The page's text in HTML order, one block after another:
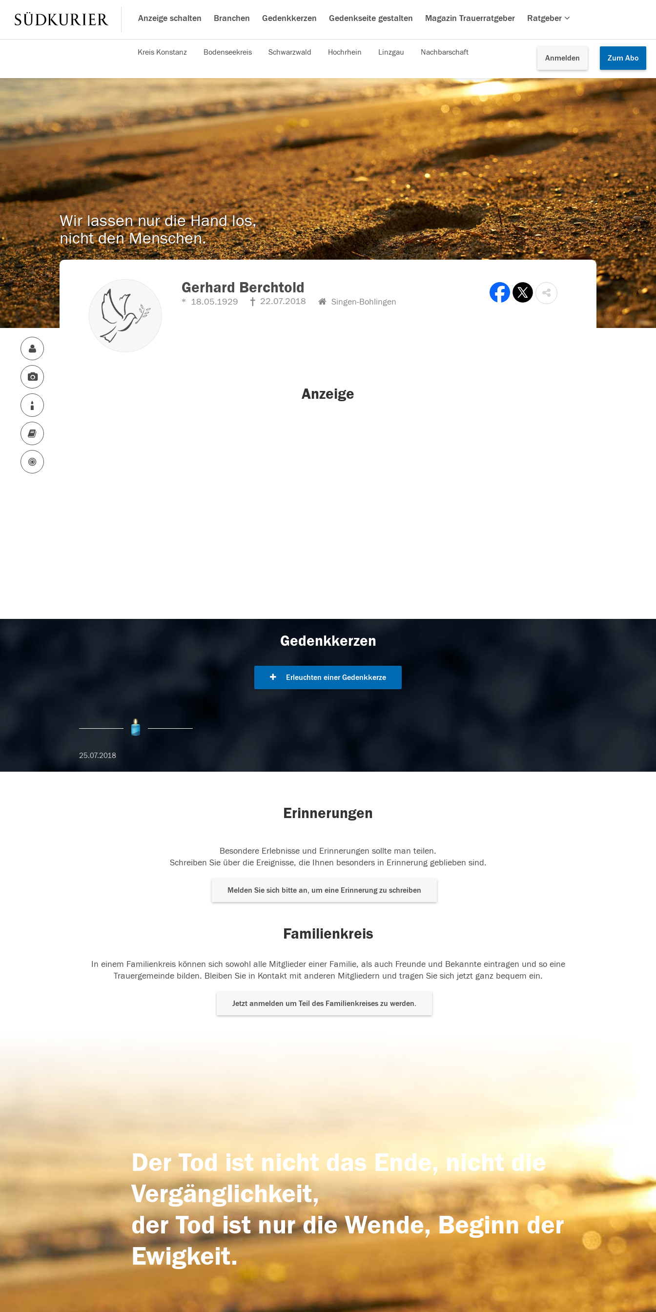
Anzeige schalten Branchen Gedenkkerzen Gedenkseite gestalten Magazin Trauerratgeber Ratgeber
Anmelden Zum Abo
Kreis Konstanz Bodenseekreis Schwarzwald Hochrhein Linzgau Nachbarschaft
Wir lassen nur die Hand los,
nicht den Menschen.
Gerhard Berchtold
18.05.1929 22.07.2018 Singen-Bohlingen
Anzeige
Gedenkkerzen
Erleuchten einer Gedenkkerze
25.07.2018
Erinnerungen
Besondere Erlebnisse und Erinnerungen sollte man teilen.
Schreiben Sie über die Ereignisse, die Ihnen besonders in Erinnerung geblieben sind.
Melden Sie sich bitte an, um eine Erinnerung zu schreiben
Familienkreis
In einem Familienkreis können sich sowohl alle Mitglieder einer Familie, als auch Freunde und Bekannte eintragen und so eine
Trauergemeinde bilden. Bleiben Sie in Kontakt mit anderen Mitgliedern und tragen Sie sich jetzt ganz bequem ein.
Jetzt anmelden um Teil des Familienkreises zu werden.
Der Tod ist nicht das Ende, nicht die
Vergänglichkeit,
der Tod ist nur die Wende, Beginn der
Ewigkeit.